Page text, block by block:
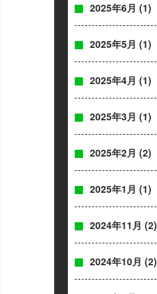
2025年6月 (1)
2025年5月 (1)
2025年4月 (1)
2025年3月 (1)
2025年2月 (2)
2025年1月 (1)
2024年11月 (2)
2024年10月 (2)